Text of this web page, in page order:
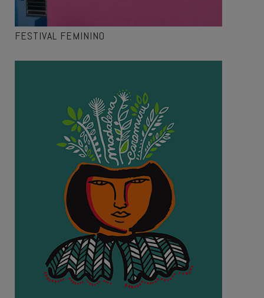
FESTIVAL FEMININO